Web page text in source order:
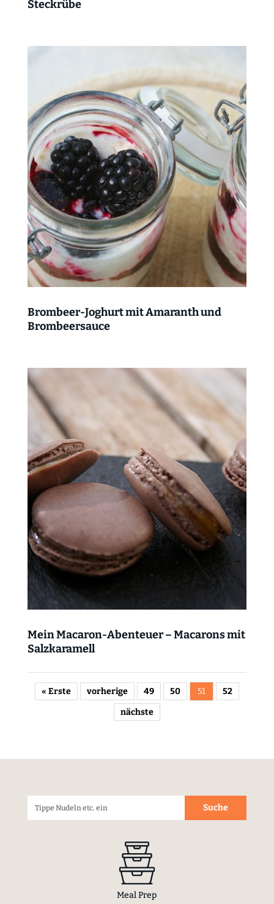
Steckrübe
Brombeer-Joghurt mit Amaranth und
Brombeersauce
Mein Macaron-Abenteuer – Macarons mit
Salzkaramell
« Erste vorherige 49 50 51
52
nächste
Meal Prep